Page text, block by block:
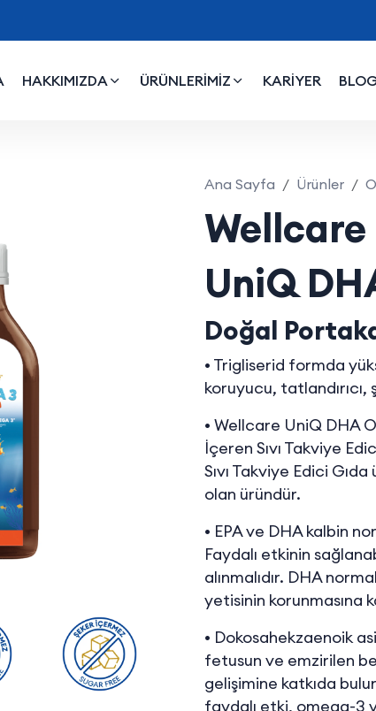
HAKKIMIZDA ÜRÜNLERİMİZ KARİYER
Omega 3
Ana Sayfa Ürünler
Wellcare
UniQ
Doğal
• Trigliserid formda
koruyucu,
• Wellcare UniQ DHA
İçeren Sıvı Takviye
Sıvı Takviye Edici
olan üründür.
• EPA ve DHA kalbin
Faydalı etkinin
alınmalıdır. DHA
yetisinin korunmasına
• Dokosahekzaenoik
fetusun ve emzirilen
gelişimine katkıda
faydalı etki, omega-3